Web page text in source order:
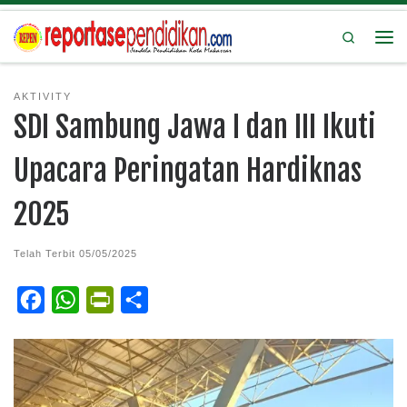
Search
AKTIVITY
SDI Sambung Jawa I dan III Ikuti
Upacara Peringatan Hardiknas
2025
Telah Terbit 05/05/2025
c
e
W
a
t
i
n
a
r